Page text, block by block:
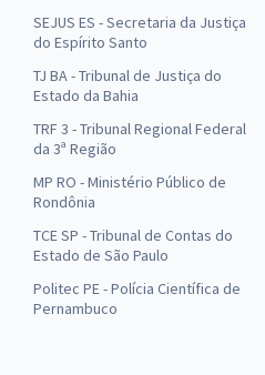
SEJUS ES - Secretaria da Justiça
do Espírito Santo
TJ BA - Tribunal de Justiça do
Estado da Bahia
TRF 3 - Tribunal Regional Federal
da 3ª Região
MP RO - Ministério Público de
Rondônia
TCE SP - Tribunal de Contas do
Estado de São Paulo
Politec PE - Polícia Científica de
Pernambuco